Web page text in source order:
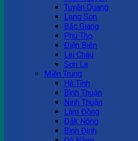
Chưa có sản phẩm trong giỏ hàng.
Tuyên Quang
Lạng Sơn
Bắc Giang
Phú Thọ
Điện Biên
Lai Châu
Sơn La
Miền Trung
Hà Tĩnh
Bình Thuận
Ninh Thuận
Lâm Đồng
Đắk Nông
Bình Định